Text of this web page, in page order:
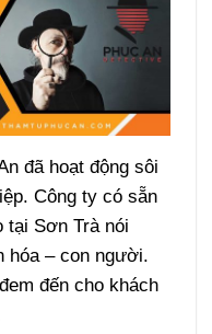
đã hoạt động sôi
Công ty có sẵn
tại Sơn Trà nói
hóa – con người.
đến cho khách